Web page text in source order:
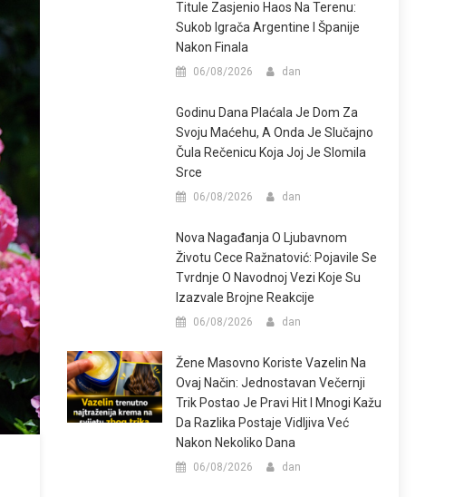
Titule Zasjenio Haos Na Terenu:
Sukob Igrača Argentine I Španije
Nakon Finala
06/08/2026 dan
Godinu Dana Plaćala Je Dom Za
Svoju Maćehu, A Onda Je Slučajno
Čula Rečenicu Koja Joj Je Slomila
Srce
06/08/2026 dan
Nova Nagađanja O Ljubavnom
Životu Cece Ražnatović: Pojavile Se
Tvrdnje O Navodnoj Vezi Koje Su
Izazvale Brojne Reakcije
06/08/2026 dan
Žene Masovno Koriste Vazelin Na
Ovaj Način: Jednostavan Večernji
Trik Postao Je Pravi Hit I Mnogi Kažu
Da Razlika Postaje Vidljiva Već
Nakon Nekoliko Dana
06/08/2026 dan